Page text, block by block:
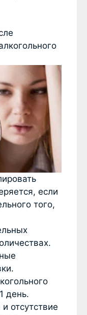
если
того,
день.
отсутствие